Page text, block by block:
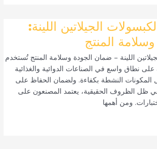
الجيلاتين اللينة:
المنتج
اللينة – ضمان الجودة وسلامة المنتج تُستخدم
على نطاق واسع في الصناعات الدوائية والغذائية
المكونات النشطة بكفاءة. ولضمان الحفاظ على
ظل الظروف الحقيقية، يعتمد المصنعون على
ومن أهمها